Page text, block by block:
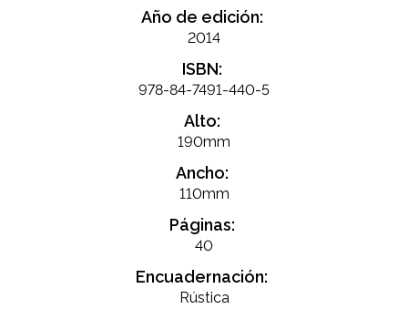
Año de edición:
2014
ISBN:
978-84-7491-440-5
Alto:
190mm
Ancho:
110mm
Páginas:
40
Encuadernación:
Rústica